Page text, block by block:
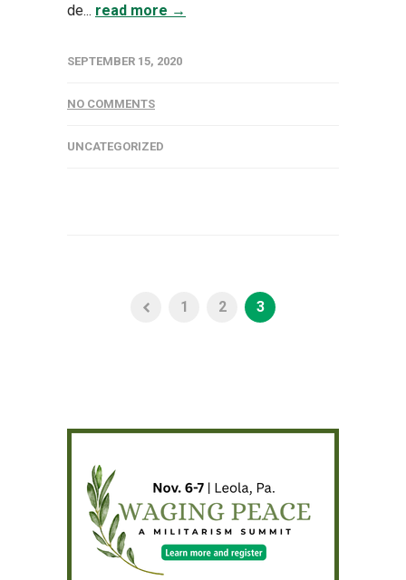
de... read more →
SEPTEMBER 15, 2020
NO COMMENTS
UNCATEGORIZED
1 2 3